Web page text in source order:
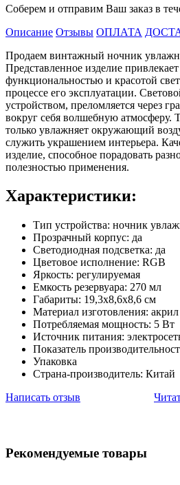
Соберем и отправим Ваш заказ в
Описание Отзывы ОПЛАТА
Продаем винтажный ночник
Представленное изделие
функциональностью и красотой
процессе его эксплуатации.
устройством, преломляется через
вокруг себя волшебную атмосферу.
только увлажняет окружающий
служить украшением интерьера.
изделие, способное порадовать
полезностью применения.
Характеристики:
Тип устройства: ночник
Прозрачный корпус: да
Cветодиодная подсветка: да
Цветовое исполнение: RGB
Яркость: регулируемая
Емкость резервуара: 270 мл
Габариты: 19,3х8,6х8,6 см
Материал изготовления: акрил
Потребляемая мощность: 5 Вт
Источник питания:
Показатель
Упаковка
Страна-производитель: Китай
Написать отзыв
Рекомендуемые товары